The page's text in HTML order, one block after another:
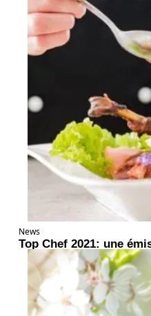
News
Top Chef 2021: une